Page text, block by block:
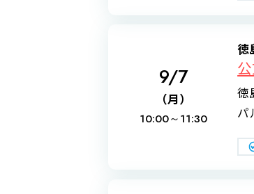
9/7
（月）
10:00～11:30
徳
徳
パ